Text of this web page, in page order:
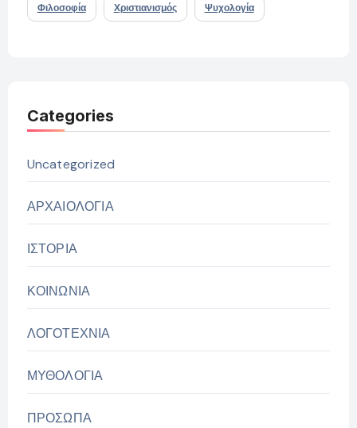
Φιλοσοφία Χριστιανισμός Ψυχολογία
Categories
Uncategorized
ΑΡΧΑΙΟΛΟΓΙΑ
ΙΣΤΟΡΙΑ
ΚΟΙΝΩΝΙΑ
ΛΟΓΟΤΕΧΝΙΑ
ΜΥΘΟΛΟΓΙΑ
ΠΡΟΣΩΠΑ